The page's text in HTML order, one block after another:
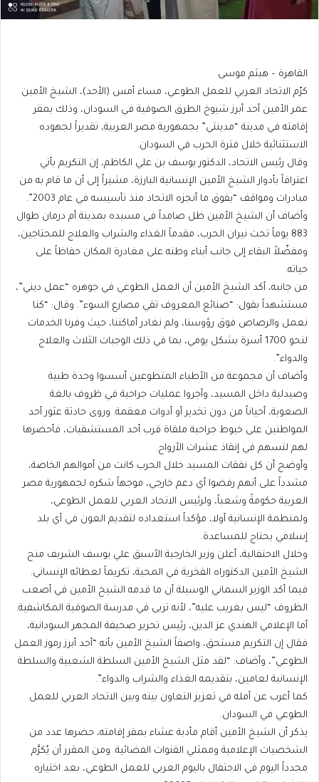
القاهرة – هيثم موسى
كرّم الاتحاد العربي للعمل الطوعي، مساء أمس (الأحد)، الشيخ الأمين
عمر الأمين أحد أبرز شيوخ الطرق الصوفية في السودان، وذلك بمقر
إقامته في مدينة “مدينتي” بجمهورية مصر العربية، تقديراً لجهوده
الاستثنائية خلال فترة الحرب في السودان.
وقال رئيس الاتحاد، الدكتور يوسف بن علي الكاظم، إن التكريم يأتي
اعترافاً بأدوار الشيخ الأمين الإنسانية البارزة، مشيراً إلى أن ما قام به من
مبادرات ومواقف “يفوق ما أنجزه الاتحاد منذ تأسيسه في عام 2003”.
وأضاف أن الشيخ الأمين ظل صامداً في مسيده بمدينة أم درمان طوال
883 يوماً تحت نيران الحرب، مقدماً الغذاء والشراب والعلاج للمحتاجين،
ومفضّلاً البقاء إلى جانب أبناء وطنه على مغادرة المكان حفاظاً على
حياته.
من جانبه، أكد الشيخ الأمين أن العمل الطوعي في جوهره “عمل ديني”،
مستشهداً بقول: “صنائع المعروف تقي مصارع السوء”. وقال: “كنا
نعمل والرصاص فوق رؤوسنا، ولم نغادر أماكننا، حيث وفرنا الخدمات
لنحو 1700 أسرة بشكل يومي، بما في ذلك الوجبات الثلاث والعلاج
والدواء”.
وأضاف أن مجموعة من الأطباء المتطوعين أسسوا وحدة طبية
وصيدلية داخل المسيد، وأجروا عمليات جراحية في ظروف بالغة
الصعوبة، أحياناً من دون تخدير أو أدوات معقمة. وروى حادثة عثور أحد
المواطنين على خيوط جراحية ملقاة قرب أحد المستشفيات، فأحضرها
لهم لتسهم في إنقاذ عشرات الأرواح.
وأوضح أن كل نفقات المسيد خلال الحرب كانت من أموالهم الخاصة،
مشدداً على أنهم رفضوا أي دعم خارجي، موجهاً شكره لجمهورية مصر
العربية حكومةً وشعباً، ولرئيس الاتحاد العربي للعمل الطوعي،
ولمنظمة الإنسانية أولا، مؤكداً استعداده لتقديم العون في أي بلد
إسلامي يحتاج للمساعدة.
وخلال الاحتفالية، أعلن وزير الخارجية الأسبق علي يوسف الشريف منح
الشيخ الأمين الدكتوراه الفخرية في المحبة، تكريماً لعطائه الإنساني.
فيما أكد الوزير السماني الوسيلة أن ما قدمه الشيخ الأمين في أصعب
الظروف “ليس بغريب عليه”، لأنه تربى في مدرسة الصوفية المكاشفية.
أما الإعلامي الهندي عز الدين، رئيس تحرير صحيفة المجهر السودانية،
فقال إن التكريم مستحق، واصفاً الشيخ الأمين بأنه “أحد أبرز رموز العمل
الطوعي”، وأضاف: “لقد مثل الشيخ الأمين السلطة الشعبية والسلطة
الإنسانية لعامين، بتقديمه الغذاء والشراب والدواء”.
كما أعرب عن أمله في تعزيز التعاون بينه وبين الاتحاد العربي للعمل
الطوعي في السودان.
يذكر أن الشيخ الأمين أقام مأدبة عشاء بمقر إقامته، حضرها عدد من
الشخصيات الإعلامية وممثلي القنوات الفضائية. ومن المقرر أن يُكرَّم
مجدداً اليوم في الاحتفال باليوم العربي للعمل الطوعي، بعد اختياره